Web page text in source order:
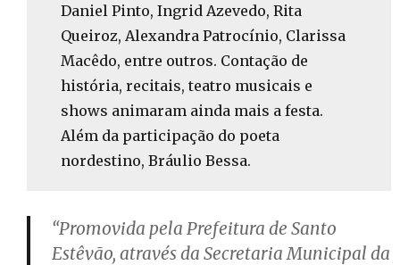
Daniel Pinto, Ingrid Azevedo, Rita
Queiroz, Alexandra Patrocínio, Clarissa
Macêdo, entre outros. Contação de
história, recitais, teatro musicais e
shows animaram ainda mais a festa.
Além da participação do poeta
nordestino, Bráulio Bessa.
“Promovida pela Prefeitura de Santo
Estêvão, através da Secretaria Municipal da